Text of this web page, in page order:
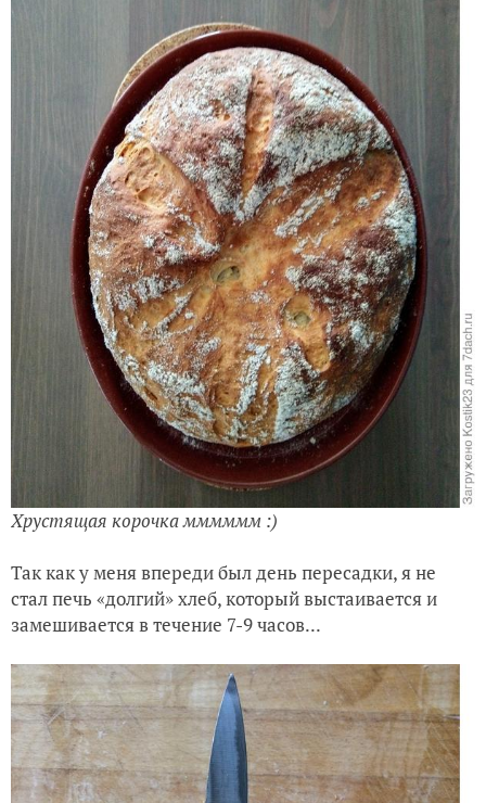
Хрустящая корочка мммммм :)
Так как у меня впереди был день пересадки, я не
стал печь «долгий» хлеб, который выстаивается и
замешивается в течение 7-9 часов...